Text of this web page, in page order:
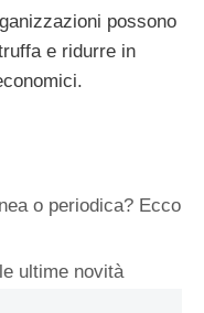
possono
e ridurre in
o periodica? Ecco
ultime novità